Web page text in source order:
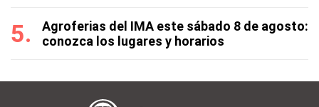
Agroferias del IMA este sábado 8 de agosto:
conozca los lugares y horarios